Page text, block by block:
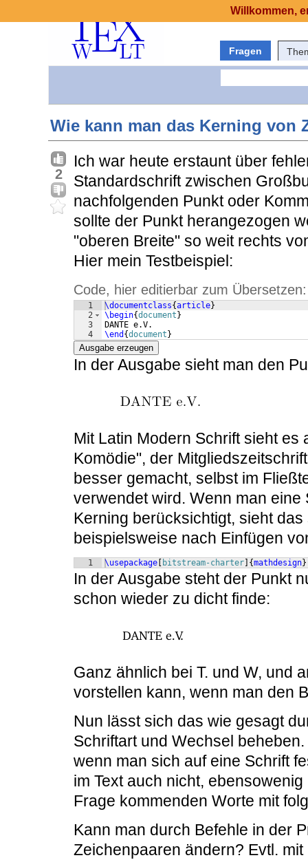
Fragen
Wie kann man das Kerning von
2
Ich war heute erstaunt über
Standardschrift zwischen
nachfolgenden Punkt oder
sollte der Punkt herangezogen
"oberen Breite" so weit rechts
Hier mein Testbeispiel:
Code, hier editierbar zum Übersetzen:
1
2
3
4
\documentclass{article}
\begin{document }
DANTE e.V.
\end {document }
Ausgabe erzeugen
In der Ausgabe sieht man den
Mit Latin Modern Schrift sieht es
Komödie", der
besser gemacht, selbst im
verwendet wird. Wenn man
Kerning berücksichtigt, sieht
beispielsweise nach Einfügen
1 \usepackage bitstream-charter {mathdesign}
In der Ausgabe steht der Punkt
schon wieder zu dicht finde:
Ganz ähnlich bei T. und W, und
vorstellen kann, wenn man den
Nun lässt sich das wie gesagt
Schriftart und Wechsel
wenn man sich auf eine Schrift
im Text auch nicht,
Frage kommenden Worte mit
Kann man durch Befehle in der
Zeichenpaaren ändern? Evtl. mit
Willkommen,